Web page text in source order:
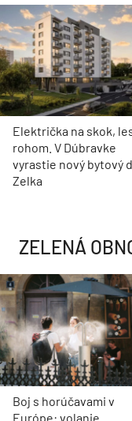
Električka na skok,
rohom. V Dúbravke
vyrastie nový bytový
Zelka
ZELENÁ
Boj s horúčavami v
Európe: volanie